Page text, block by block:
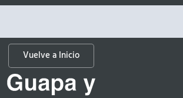
Vuelve a Inicio